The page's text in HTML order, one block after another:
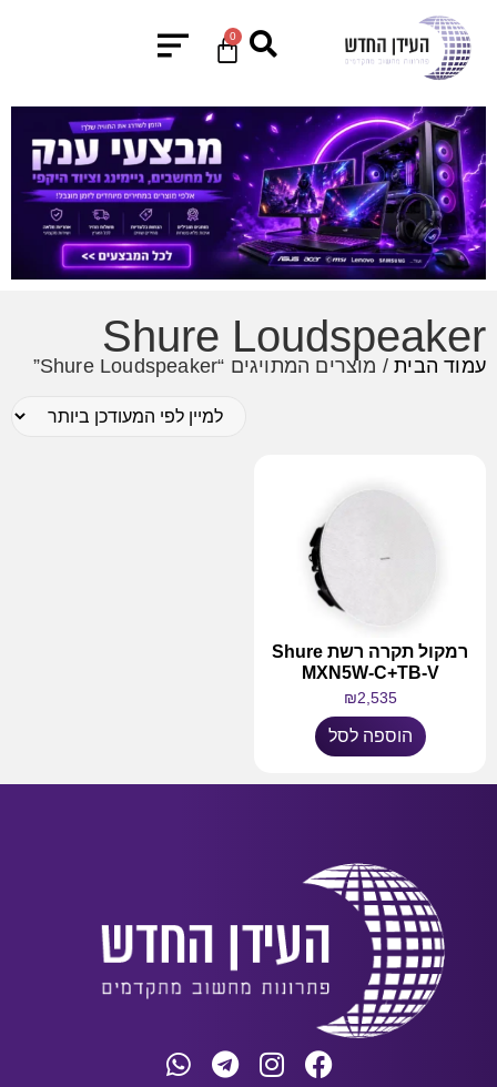
0
Shure Loudspeaker
עמוד הבית/ מוצרים המתויגים “Shure Loudspeaker”
רמקול תקרה רשת Shure
MXN5W-C+TB-V
₪2,535
הוספה לסל